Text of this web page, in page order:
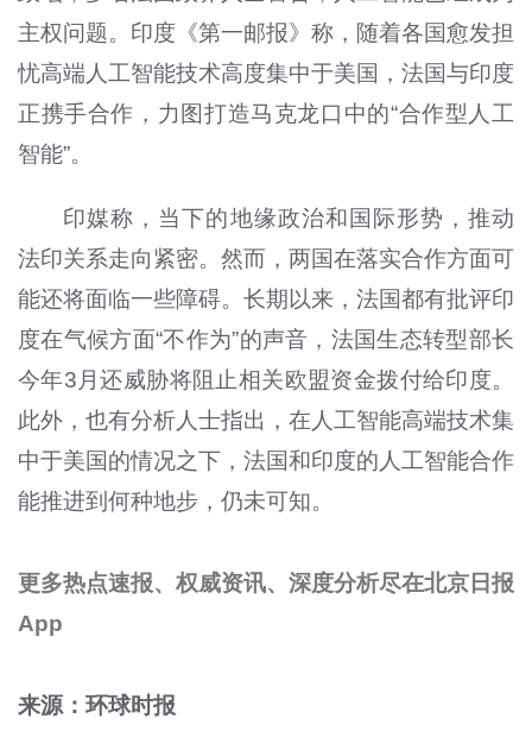
主权问题。印度《第一邮报》称，随着各国愈发担
忧高端人工智能技术高度集中于美国，法国与印度
正携手合作，力图打造马克龙口中的“合作型人工
智能”。
印媒称，当下的地缘政治和国际形势，推动
法印关系走向紧密。然而，两国在落实合作方面可
能还将面临一些障碍。长期以来，法国都有批评印
度在气候方面“不作为”的声音，法国生态转型部长
今年3月还威胁将阻止相关欧盟资金拨付给印度。
此外，也有分析人士指出，在人工智能高端技术集
中于美国的情况之下，法国和印度的人工智能合作
能推进到何种地步，仍未可知。
更多热点速报、权威资讯、深度分析尽在北京日报
App
来源：环球时报